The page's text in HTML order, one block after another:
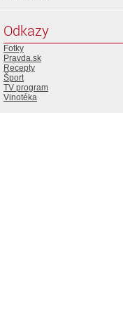
Odkazy
Fotky
Pravda.sk
Recepty
Šport
TV program
Vinotéka